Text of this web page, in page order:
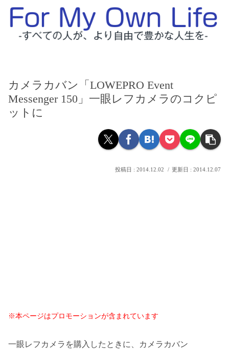
カメラカバン「LOWEPRO Event
Messenger 150」一眼レフカメラのコクピ
ットに
2014.12.02 2014.12.07
※本ページはプロモーションが含まれています
一眼レフカメラを購入したときに、カメラカバン